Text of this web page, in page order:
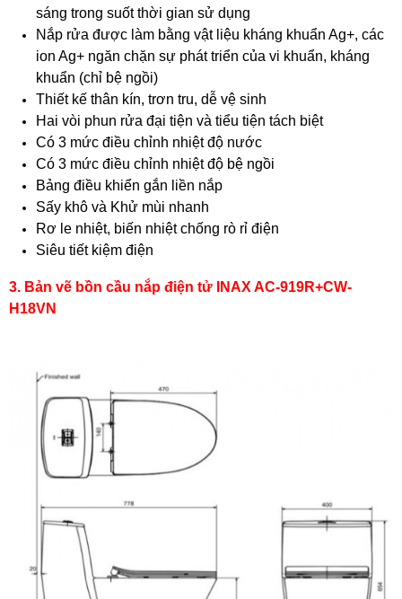
sáng trong suốt thời gian sử dụng
Nắp rửa được làm bằng vật liệu kháng khuẩn Ag+, các
ion Ag+ ngăn chặn sự phát triển của vi khuẩn, kháng
khuẩn (chỉ bệ ngồi)
Thiết kế thân kín, trơn tru, dễ vệ sinh
Hai vòi phun rửa đại tiện và tiểu tiện tách biệt
Có 3 mức điều chỉnh nhiệt độ nước
Có 3 mức điều chỉnh nhiệt độ bệ ngồi
Bảng điều khiển gắn liền nắp
Sấy khô và Khử mùi nhanh
Rơ le nhiệt, biến nhiệt chống rò rỉ điện
Siêu tiết kiệm điện
3. Bản vẽ bồn cầu nắp điện tử INAX AC-919R+CW-
H18VN